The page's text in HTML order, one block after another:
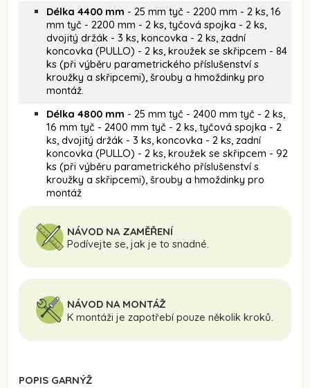
Délka 4400 mm - 25 mm tyč - 2200 mm - 2 ks, 16
mm tyč - 2200 mm - 2 ks, tyčová spojka - 2 ks,
dvojitý držák - 3 ks, koncovka - 2 ks, zadní
koncovka (PULLO) - 2 ks, kroužek se skřipcem - 84
ks (při výběru parametrického příslušenství s
kroužky a skřipcemi), šrouby a hmoždinky pro
montáž.
Délka 4800 mm - 25 mm tyč - 2400 mm tyč - 2 ks,
16 mm tyč - 2400 mm tyč - 2 ks, tyčová spojka - 2
ks, dvojitý držák - 3 ks, koncovka - 2 ks, zadní
koncovka (PULLO) - 2 ks, kroužek se skřipcem - 92
ks (při výběru parametrického příslušenství s
kroužky a skřipcemi), šrouby a hmoždinky pro
montáž
NÁVOD NA ZAMĚŘENÍ
Podívejte se, jak je to snadné.
NÁVOD NA MONTÁŽ
K montáži je zapotřebí pouze několik kroků.
POPIS GARNÝŽ